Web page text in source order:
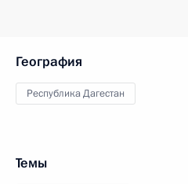
География
Республика Дагестан
Темы